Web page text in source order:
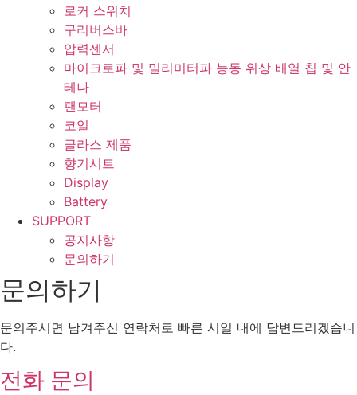
로커 스위치
구리버스바
압력센서
마이크로파 및 밀리미터파 능동 위상 배열 칩 및 안
테나
팬모터
코일
글라스 제품
향기시트
Display
Battery
SUPPORT
공지사항
문의하기
문의하기
문의주시면 남겨주신 연락처로 빠른 시일 내에 답변드리겠습니
다.
전화 문의